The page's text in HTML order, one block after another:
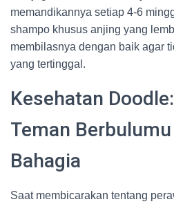
memandikannya setiap 4-6
shampo khusus anjing yang
membilasnya dengan baik agar
yang tertinggal.
Kesehatan
Teman
Bahagia
Saat membicarakan tentang